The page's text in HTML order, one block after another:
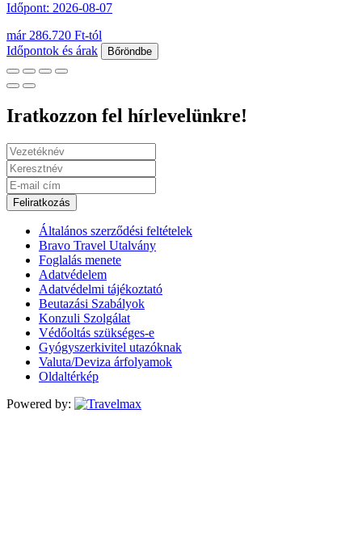
Időpont: 2026-08-07
már 286.720 Ft-tól
Időpontok és árak
Bőröndbe
Iratkozzon fel hírlevelünkre!
Feliratkozás
Általános szerződési feltételek
Bravo Travel Utalvány
Foglalás menete
Adatvédelem
Adatvédelmi tájékoztató
Beutazási Szabályok
Konzuli Szolgálat
Védőoltás szükséges-e
Gyógyszerkivitel utazóknak
Valuta/Deviza árfolyamok
Oldaltérkép
Powered by: